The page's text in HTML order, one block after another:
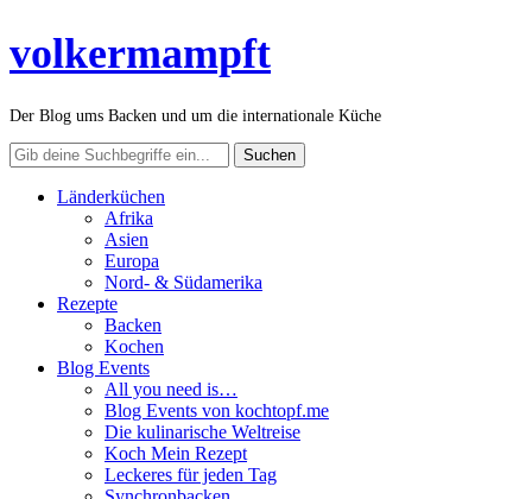
volkermampft
Der Blog ums Backen und um die internationale Küche
Länderküchen
Afrika
Asien
Europa
Nord- & Südamerika
Rezepte
Backen
Kochen
Blog Events
All you need is…
Blog Events von kochtopf.me
Die kulinarische Weltreise
Koch Mein Rezept
Leckeres für jeden Tag